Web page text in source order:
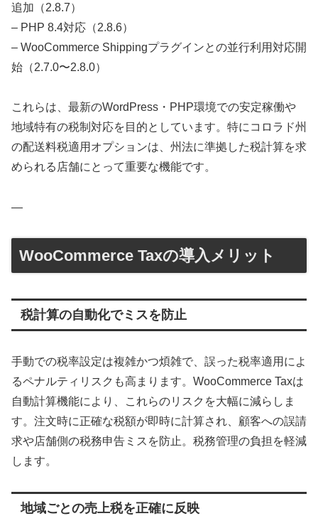
追加（2.8.7）
– PHP 8.4対応（2.8.6）
– WooCommerce Shippingプラグインとの並行利用対応開
始（2.7.0〜2.8.0）
これらは、最新のWordPress・PHP環境での安定稼働や
地域特有の税制対応を目的としています。特にコロラド州
の配送料税適用オプションは、州法に準拠した税計算を求
められる店舗にとって重要な機能です。
—
WooCommerce Taxの導入メリット
税計算の自動化でミスを防止
手動での税率設定は複雑かつ煩雑で、誤った税率適用によ
るペナルティリスクも高まります。WooCommerce Taxは
自動計算機能により、これらのリスクを大幅に減らしま
す。注文時に正確な税額が即時に計算され、顧客への誤請
求や店舗側の税務申告ミスを防止。税務管理の負担を軽減
します。
地域ごとの売上税を正確に反映